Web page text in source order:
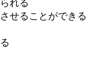
れる
せることができる